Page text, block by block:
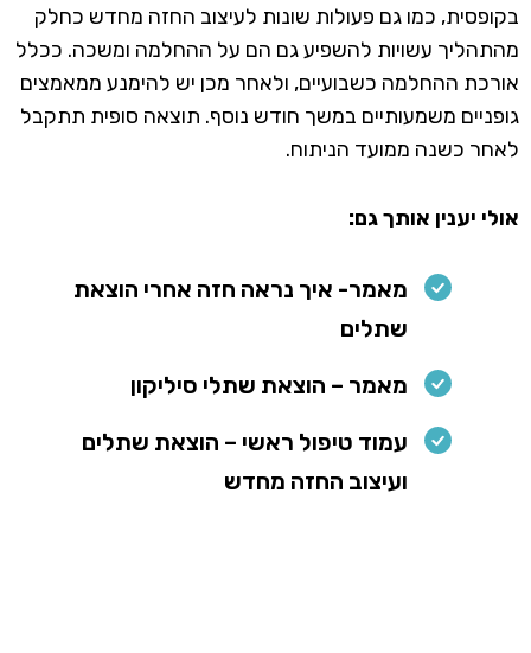
בקופסית, כמו גם פעולות שונות לעיצוב החזה מחדש כחלק
מהתהליך עשויות להשפיע גם הם על ההחלמה ומשכה. ככלל
אורכת ההחלמה כשבועיים, ולאחר מכן יש להימנע ממאמצים
גופניים משמעותיים במשך חודש נוסף. תוצאה סופית תתקבל
לאחר כשנה ממועד הניתוח.
אולי יענין אותך גם:
מאמר- איך נראה חזה אחרי הוצאת
שתלים
מאמר – הוצאת שתלי סיליקון
עמוד טיפול ראשי – הוצאת שתלים
ועיצוב החזה מחדש